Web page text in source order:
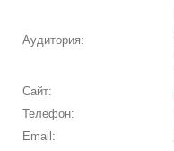
Аудитория:
Сайт:
Телефон:
Email: